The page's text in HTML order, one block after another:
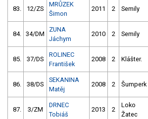
83. 12/ZS
MRŮZEK
Šimon
2011 2 Semily
84. 34/DM
ZUNA
Jáchym
2010 2 Semily
85. 37/DS
ROLINEC
František
2008 2 Klášter.
86. 38/DS
SEKANINA
Matěj
2008 2 Šumperk
87. 3/ZM
DRNEC
Tobiáš
2013 2
Loko
Žatec